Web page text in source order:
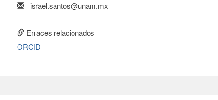
israel.santos@unam.mx
Enlaces relacionados
ORCID